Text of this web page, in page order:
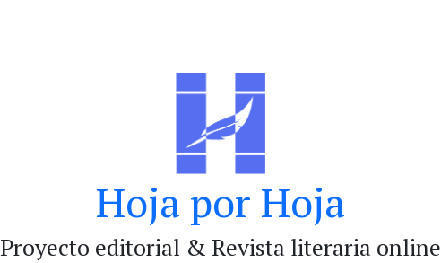
Hoja por Hoja
Proyecto editorial & Revista literaria online